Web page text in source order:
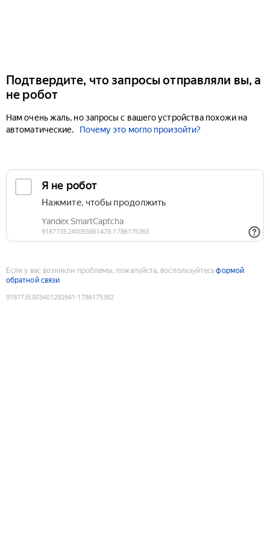
Подтвердите, что запросы отправляли вы, а
не робот
Нам очень жаль, но запросы с вашего устройства похожи на
автоматические.
Почему это могло произойти?
Если у вас возникли проблемы, пожалуйста, воспользуйтесьформой
обратной связи
9187735003401292941 :1786175362